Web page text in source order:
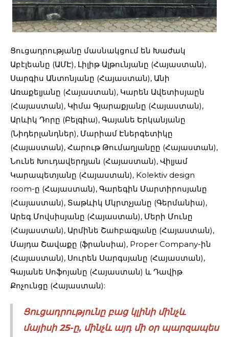
Ցուցադրությանը մասնակցում են Խաժակ
Աբէլեանը (ԱՄԷ), Լիլիթ Ալթունյանը (Հայաստան),
Սարգիս Անտոնյանը (Հայաստան), Անի
Առաքելյանը (Հայաստան), Կարեն Ավետիսյաըն
(Հայաստան), Կիմա Գյարաքյանը (Հայաստան),
Արևիկ Դորը (Բելգիա), Գայանե Երկանյանը
(Նիդերլանդներ), Մարիամ Էներգետիկը
(Հայաստան), Հարութ Թումաղյանըը (Հայաստան),
Նունե Խուդավերդյան (Հայաստան), Վիլյամ
Կարապետյանը (Հայաստան), Kolektiv design
room-ը (Հայաստան), Գարեգին Մարտիրոսյանը
(Հայաստան), Տաթևիկ Մկրտչյանը (Գերմանիա),
Արեգ Մովսիսյանը (Հայաստան), Մերի Մունը
(Հայաստան), Արմինե Շահբազյանը (Հայաստան),
Մայդա Շավաքը (ֆրանսիա), Proper Company-ին
(Հայաստան), Սուրեն Սարգսյանը (Հայաստան),
Գայանե Սոֆոյանը (Հայաստան) և Դավիթ
Քոչունցը (Հայաստան):
Ցուցադրությունը բաց կլինի մինչև
մայիսի 25-ը, մինչև այդ մի օր պարզապես